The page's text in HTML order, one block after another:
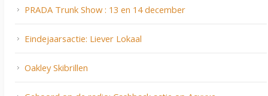
PRADA Trunk Show : 13 en 14 december
Eindejaarsactie: Liever Lokaal
Oakley Skibrillen